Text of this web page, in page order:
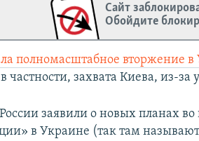
Сайт
Обойдите
полномасштабное вторжение в
частности, захвата Киева, из-
заявили о новых планах
в Украине (так там